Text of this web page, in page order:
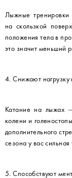
Лыжные тренировки
на скользкой
положения тела в
это значит меньший
4. Снижают нагрузку
Катание на лыжах
колени и
дополнительного
сезона у вас
5. Способствуют